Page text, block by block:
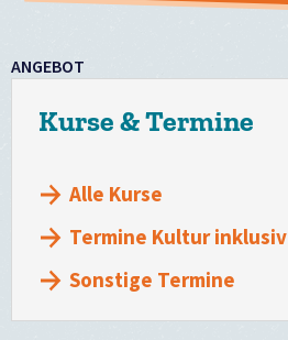
ANGEBOT
Kurse & Termine
Alle Kurse
Termine Kultur inklusiv
Sonstige Termine